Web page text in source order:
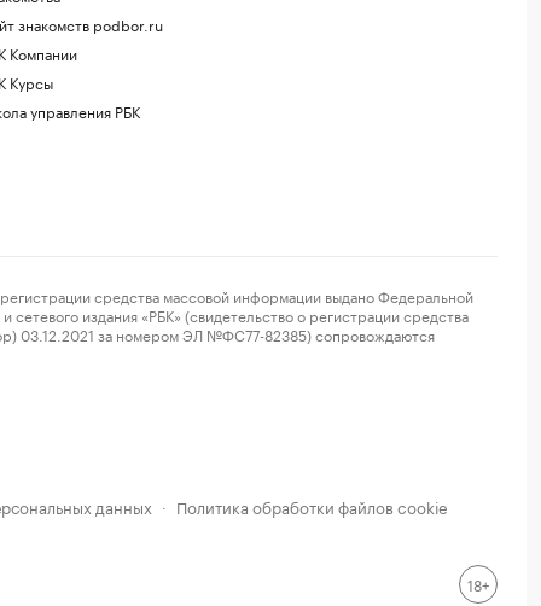
знакомств podbor.ru
Компании
Курсы
управления РБК
средства массовой информации выдано Федеральной
издания «РБК» (свидетельство о регистрации средства
03.12.2021 за номером ЭЛ №ФС77-82385) сопровождаются
данных · Политика обработки файлов cookie
18+